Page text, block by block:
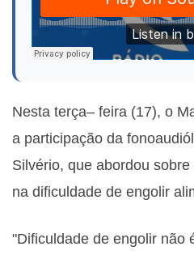
Nesta terça– feira (17), o
a participação da
Silvério, que abordou
na dificuldade de engolir
"Dificuldade de engolir não